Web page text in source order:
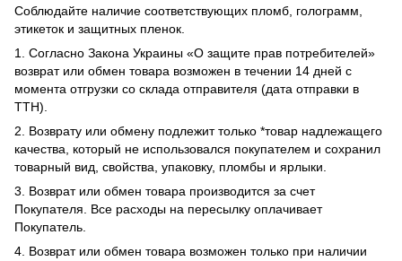
Соблюдайте наличие соответствующих пломб, голограмм,
этикеток и защитных пленок.
1. Согласно Закона Украины «О защите прав потребителей»
возврат или обмен товара возможен в течении 14 дней с
момента отгрузки со склада отправителя (дата отправки в
ТТН).
2. Возврату или обмену подлежит только *товар надлежащего
качества, который не использовался покупателем и сохранил
товарный вид, свойства, упаковку, пломбы и ярлыки.
3. Возврат или обмен товара производится за счет
Покупателя. Все расходы на пересылку оплачивает
Покупатель.
4. Возврат или обмен товара возможен только при наличии